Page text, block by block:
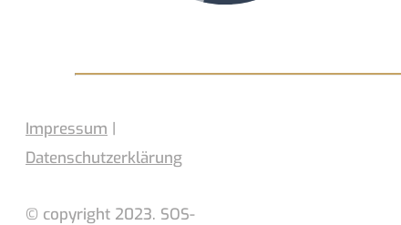
Impressum |
Datenschutzerklärung
© copyright 2023. SOS-